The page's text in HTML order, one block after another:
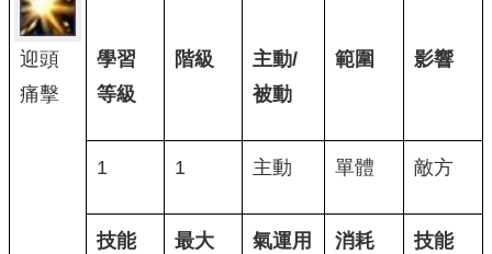
迎頭
痛擊
學習
等級
階級
主動/
被動
範圍 影響
1 1 主動 單體 敵方
技能
最大
氣運用
消耗
技能